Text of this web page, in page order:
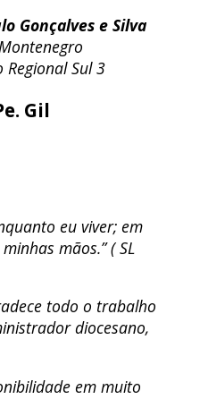
Gonçalves e Silva
Regional Sul 3
Gil
eu viver; em
mãos.” ( SL
todo o trabalho
diocesano,
em muito